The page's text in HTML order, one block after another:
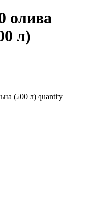
олива
л)
(200 л) quantity